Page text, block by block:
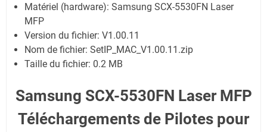
Matériel (hardware): Samsung SCX-5530FN Laser
MFP
Version du fichier: V1.00.11
Nom de fichier: SetIP_MAC_V1.00.11.zip
Taille du fichier: 0.2 MB
Samsung SCX-5530FN Laser MFP
Téléchargements de Pilotes pour